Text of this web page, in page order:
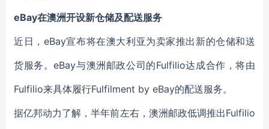
eBay在澳洲开设新仓储及配送服务
近日，eBay宣布将在澳大利亚为卖家推出新的仓储和送
货服务。eBay与澳洲邮政公司的Fulfilio达成合作，将由
Fulfilio来具体履行Fulfilment by eBay的配送服务。
据亿邦动力了解，半年前左右，澳洲邮政低调推出Fulfilio